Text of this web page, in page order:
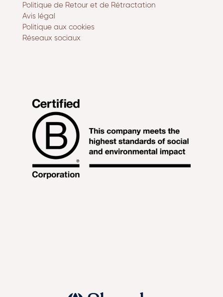
Politique de Retour et de Rétractation
Avis légal
Politique aux cookies
Réseaux sociaux